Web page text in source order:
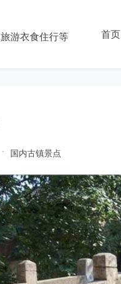
游衣食住行等
首页
国内古镇景点